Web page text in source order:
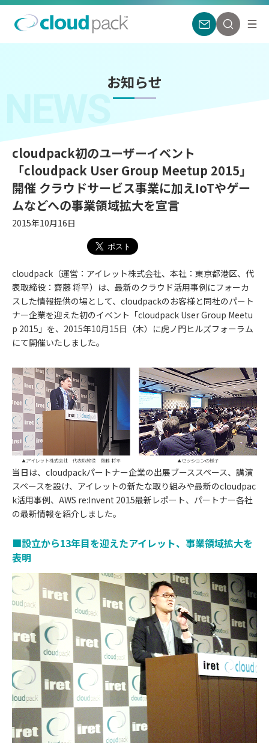
お知らせ
cloudpack初のユーザーイベント
「cloudpack User Group Meetup 2015」
開催 クラウドサービス事業に加えIoTやゲー
ムなどへの事業領域拡大を宣言
2015年10月16日
cloudpack（運営：アイレット株式会社、本社：東京都港区、代
表取締役：齋藤 将平）は、最新のクラウド活用事例にフォーカ
スした情報提供の場として、cloudpackのお客様と同社のパート
ナー企業を迎えた初のイベント「cloudpack User Group Meetu
p 2015」を、2015年10月15日（木）に虎ノ門ヒルズフォーラム
にて開催いたしました。
当日は、cloudpackパートナー企業の出展ブーススペース、講演
スペースを設け、アイレットの新たな取り組みや最新のcloudpac
k活用事例、AWS re:Invent 2015最新レポート、パートナー各社
の最新情報を紹介しました。
■設立から13年目を迎えたアイレット、事業領域拡大を
表明